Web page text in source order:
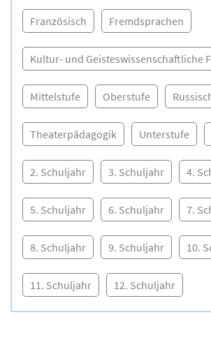
Französisch Fremdsprachen
Kultur- und Geisteswissenschaftliche
Mittelstufe Oberstufe
Theaterpädagogik Unterstufe
2. Schuljahr 3. Schuljahr 4.
5. Schuljahr 6. Schuljahr 7.
8. Schuljahr 9. Schuljahr 10.
11. Schuljahr 12. Schuljahr